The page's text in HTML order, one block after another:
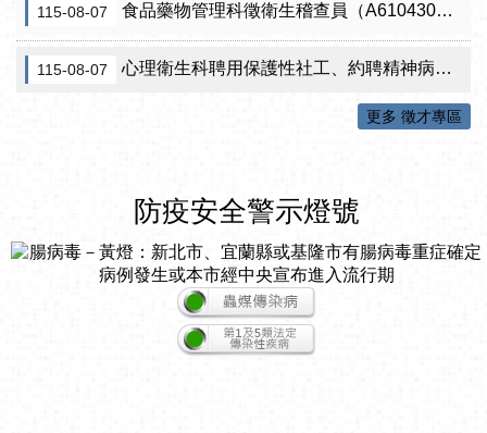
115-08-07 食品藥物管理科徵衛生稽查員（A610430）初審公告
115-08-07 心理衛生科聘用保護性社工、約聘精神病人社區關懷訪視員、約聘自殺關懷訪視員等5項職稱甄試結果公告
更多 徵才專區
防疫安全警示燈號